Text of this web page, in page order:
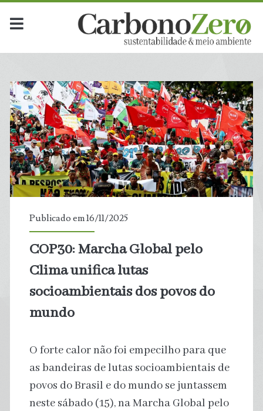
Dia:
<span>16
de
novembro
de
2025</span>
Publicado em 16/11/2025
COP30: Marcha Global pelo
Clima unifica lutas
socioambientais dos povos do
mundo
O forte calor não foi empecilho para que
as bandeiras de lutas socioambientais de
povos do Brasil e do mundo se juntassem
neste sábado (15), na Marcha Global pelo